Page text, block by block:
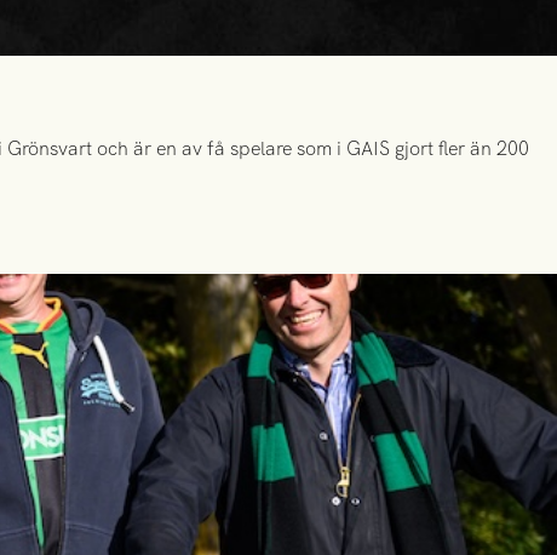
och är en av få spelare som i GAIS gjort fler än 200